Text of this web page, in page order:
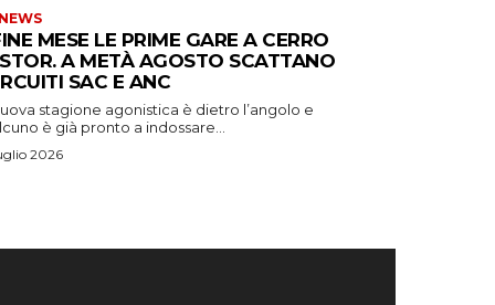
MESE LE PRIME GARE A CERRO
A METÀ AGOSTO SCATTANO
SAC E ANC
stagione agonistica è dietro l’angolo e
è già pronto a indossare...
2026